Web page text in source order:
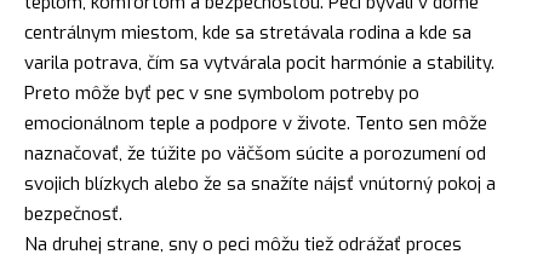
centrálnym miestom, kde sa stretávala rodina a kde sa
varila potrava, čím sa vytvárala pocit harmónie a stability.
Preto môže byť pec v sne symbolom potreby po
emocionálnom teple a podpore v živote. Tento sen môže
naznačovať, že túžite po väčšom súcite a porozumení od
svojich blízkych alebo že sa snažíte nájsť vnútorný pokoj a
bezpečnosť.
Na druhej strane, sny o peci môžu tiež odrážať proces